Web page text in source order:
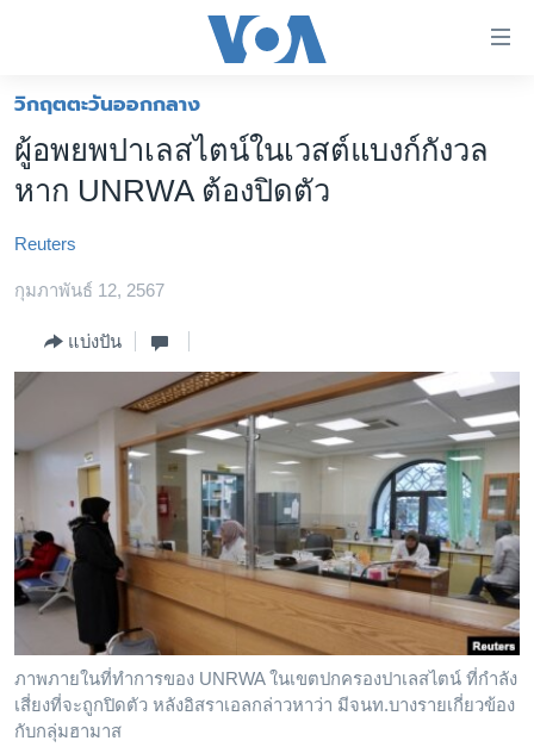
ต่อ
ข้าม
ไป
เนื้อหา
ข้าม
ไป
ข้าม
ไป
การ
โลก
เอเชีย
สหรัฐฯ
ไทย
ธุรกิจ
วิทยาศาสตร์
สังคมและสุขภาพ
ไลฟ์สไตล์
ตรวจสอบข่าว
เรียนรู้ภาษาอังกฤษ
พอดคาสต์
ติดตามเรา
วิกฤตตะวันออกกลาง
ผู้อพยพปาเลสไตน์ในเวสต์แบงก์กังวล
หาก UNRWA ต้องปิดตัว
Reuters
กุมภาพันธ์ 12, 2567
แบ่งปัน
ภาพภายในที่ทำการของ UNRWA ในเขตปกครองปาเลสไตน์ ที่กำลัง
เสี่ยงที่จะถูกปิดตัว หลังอิสราเอลกล่าวหาว่า มีจนท.บางรายเกี่ยวข้อง
กับกลุ่มฮามาส